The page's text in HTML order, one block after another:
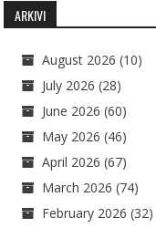
ARKIVI
August 2026 (10)
July 2026 (28)
June 2026 (60)
May 2026 (46)
April 2026 (67)
March 2026 (74)
February 2026 (32)